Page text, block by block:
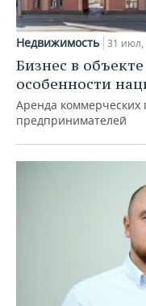
Недвижимость 31 июл,
Бизнес в
особенности
Аренда коммерческих
предпринимателей